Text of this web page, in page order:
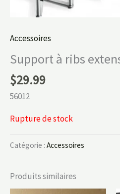
Accessoires
Support à ribs
$29.99
56012
Rupture de stock
Catégorie : Accessoires
Produits similaires